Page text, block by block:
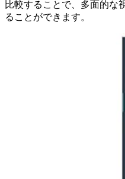
比較することで、多面的な
ることができます。